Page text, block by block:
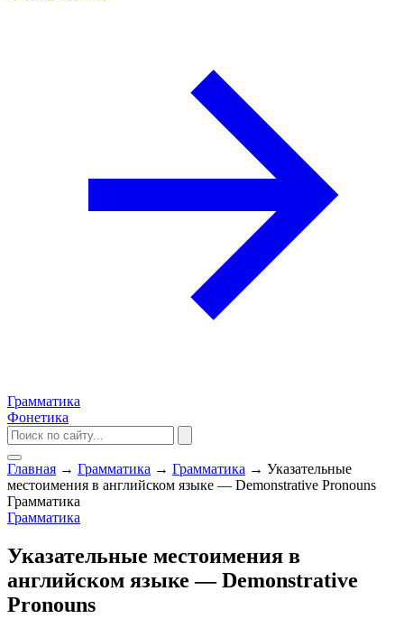
Грамматика
Фонетика
Главная → Грамматика → Грамматика → Указательные
местоимения в английском языке — Demonstrative Pronouns
Грамматика
Грамматика
Указательные местоимения в
английском языке — Demonstrative
Pronouns